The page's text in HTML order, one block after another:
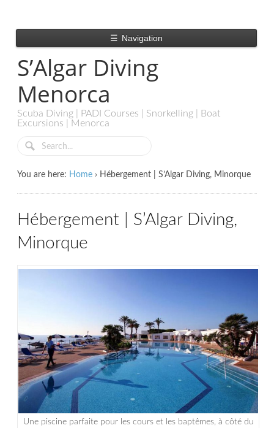
☰ Navigation
S’Algar Diving
Menorca
Scuba Diving | PADI Courses | Snorkelling | Boat
Excursions | Menorca
You are here: Home › Hébergement | S’Algar Diving, Minorque
Hébergement | S’Algar Diving,
Minorque
Une piscine parfaite pour les cours et les baptêmes, à côté du